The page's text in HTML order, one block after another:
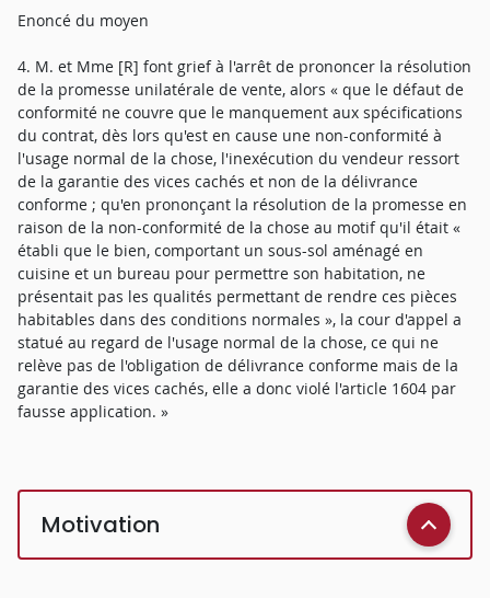
Enoncé du moyen
4. M. et Mme [R] font grief à l'arrêt de prononcer la résolution
de la promesse unilatérale de vente, alors « que le défaut de
conformité ne couvre que le manquement aux spécifications
du contrat, dès lors qu'est en cause une non-conformité à
l'usage normal de la chose, l'inexécution du vendeur ressort
de la garantie des vices cachés et non de la délivrance
conforme ; qu'en prononçant la résolution de la promesse en
raison de la non-conformité de la chose au motif qu'il était «
établi que le bien, comportant un sous-sol aménagé en
cuisine et un bureau pour permettre son habitation, ne
présentait pas les qualités permettant de rendre ces pièces
habitables dans des conditions normales », la cour d'appel a
statué au regard de l'usage normal de la chose, ce qui ne
relève pas de l'obligation de délivrance conforme mais de la
garantie des vices cachés, elle a donc violé l'article 1604 par
fausse application. »
Motivation